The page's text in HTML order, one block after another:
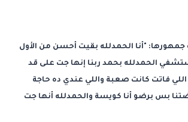
"أنا الحمدلله بقيت أحسن من الأول
الحمدلله بحمد ربنا إنها جت على قد
اللي فاتت كانت صعبة واللي عندي ده حاجة
بس برضو أنا كويسة والحمدلله أنها جت